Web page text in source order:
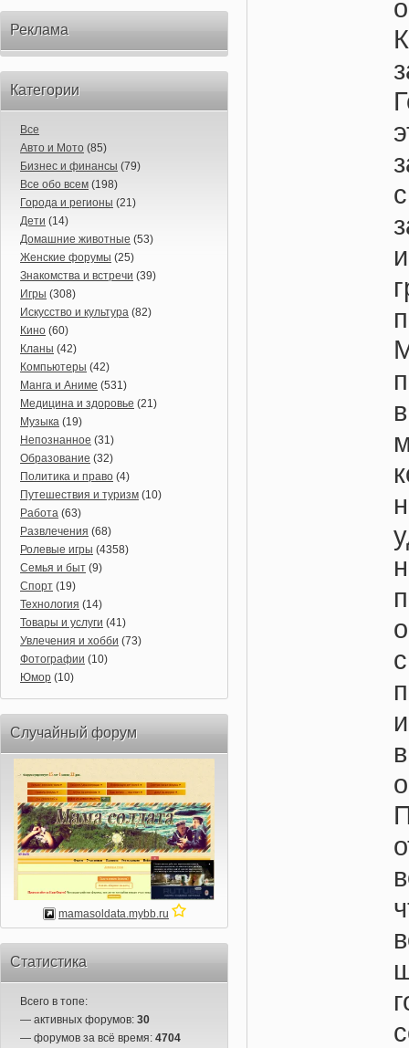
Реклама
Категории
Все
Авто и Мото (85)
Бизнес и финансы (79)
Все обо всем (198)
Города и регионы (21)
Дети (14)
Домашние животные (53)
Женские форумы (25)
Знакомства и встречи (39)
Игры (308)
Искусство и культура (82)
Кино (60)
Кланы (42)
Компьютеры (42)
Манга и Аниме (531)
Медицина и здоровье (21)
Музыка (19)
Непознанное (31)
Образование (32)
Политика и право (4)
Путешествия и туризм (10)
Работа (63)
Развлечения (68)
Ролевые игры (4358)
Семья и быт (9)
Спорт (19)
Технология (14)
Товары и услуги (41)
Увлечения и хобби (73)
Фотографии (10)
Юмор (10)
Случайный форум
mamasoldata.mybb.ru
Статистика
Всего в топе:
— активных форумов: 30
— форумов за всё время: 4704